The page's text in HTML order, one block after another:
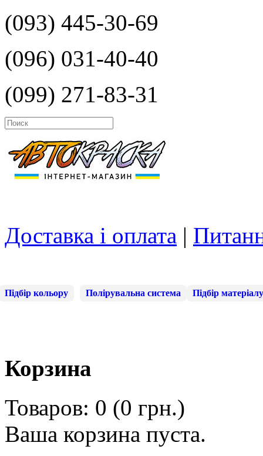
(093) 445-30-69
(096) 031-40-40
(099) 271-83-31
Доставка і оплата |
Підбір кольору Полірувальна система Підбір матеріалу
Корзина
Товаров: 0 (0 грн.)
Ваша корзина пуста.